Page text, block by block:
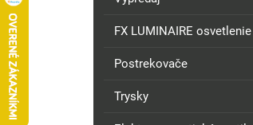
FX LUMINAIRE osvetlenie
Postrekovače
Trysky